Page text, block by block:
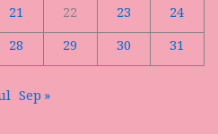
21 22 23
24
28 29 30 31
Sep »